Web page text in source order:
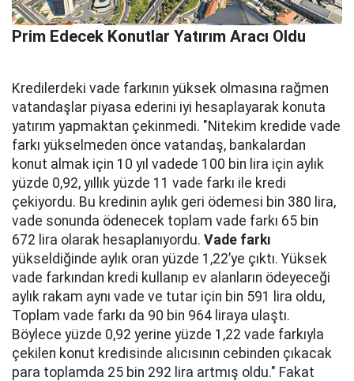
Prim Edecek Konutlar Yatırım Aracı Oldu
Kredilerdeki vade farkının yüksek olmasına rağmen
vatandaşlar piyasa ederini iyi hesaplayarak konuta
yatırım yapmaktan çekinmedi. "Nitekim kredide vade
farkı yükselmeden önce vatandaş, bankalardan
konut almak için 10 yıl vadede 100 bin lira için aylık
yüzde 0,92, yıllık yüzde 11 vade farkı ile kredi
çekiyordu. Bu kredinin aylık geri ödemesi bin 380 lira,
vade sonunda ödenecek toplam vade farkı 65 bin
672 lira olarak hesaplanıyordu. Vade farkı
yükseldiğinde aylık oran yüzde 1,22’ye çıktı. Yüksek
vade farkından kredi kullanıp ev alanların ödeyeceği
aylık rakam aynı vade ve tutar için bin 591 lira oldu,
Toplam vade farkı da 90 bin 964 liraya ulaştı.
Böylece yüzde 0,92 yerine yüzde 1,22 vade farkıyla
çekilen konut kredisinde alıcısının cebinden çıkacak
para toplamda 25 bin 292 lira artmış oldu." Fakat